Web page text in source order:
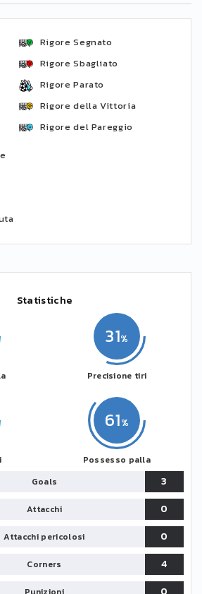
Rigore Segnato
Rigore Sbagliato
Rigore Parato
Rigore della Vittoria
Rigore del Pareggio
Statistiche
61
Possesso palla
31
Precisione tiri
Goals
3
Attacchi
0
Attacchi pericolosi
0
Corners
4